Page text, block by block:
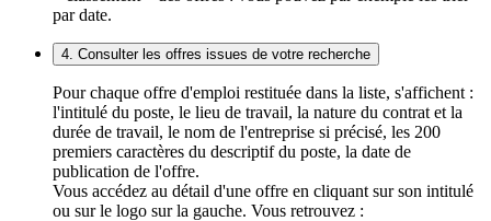
par date.
4. Consulter les offres issues de votre recherche
Pour chaque offre d'emploi restituée dans la liste, s'affichent :
l'intitulé du poste, le lieu de travail, la nature du contrat et la
durée de travail, le nom de l'entreprise si précisé, les 200
premiers caractères du descriptif du poste, la date de
publication de l'offre.
Vous accédez au détail d'une offre en cliquant sur son intitulé
ou sur le logo sur la gauche. Vous retrouvez :